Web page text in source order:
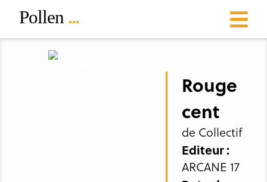
Rouge
cent
de Collectif
Editeur :
ARCANE 17